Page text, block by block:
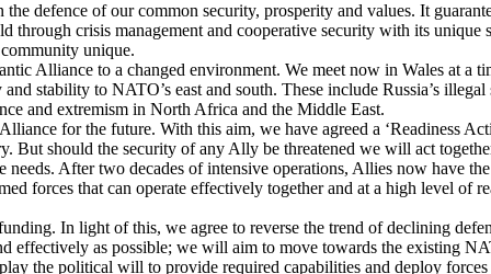
defence of our common security, prosperity and values. It
through crisis management and cooperative security with its
unique.
Alliance to a changed environment. We meet now in Wales at a
stability to NATO’s east and south. These include Russia’s
and extremism in North Africa and the Middle East.
for the future. With this aim, we have agreed a ‘Readiness
But should the security of any Ally be threatened we will act
After two decades of intensive operations, Allies now have
forces that can operate effectively together and at a high level of
In light of this, we agree to reverse the trend of declining
effectively as possible; we will aim to move towards the existing
the political will to provide required capabilities and deploy forces